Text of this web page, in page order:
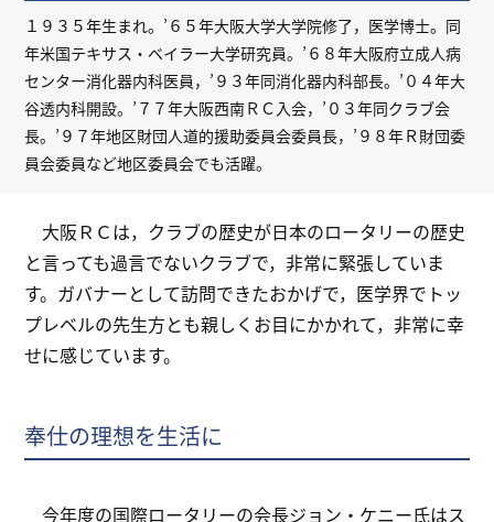
１９３５年生まれ。’６５年大阪大学大学院修了，医学博士。同
年米国テキサス・ベイラー大学研究員。’６８年大阪府立成人病
センター消化器内科医員，’９３年同消化器内科部長。’０４年大
谷透内科開設。’７７年大阪西南ＲＣ入会，’０３年同クラブ会
長。’９７年地区財団人道的援助委員会委員長，’９８年Ｒ財団委
員会委員など地区委員会でも活躍。
大阪ＲＣは，クラブの歴史が日本のロータリーの歴史
と言っても過言でないクラブで，非常に緊張していま
す。ガバナーとして訪問できたおかげで，医学界でトッ
プレベルの先生方とも親しくお目にかかれて，非常に幸
せに感じています。
奉仕の理想を生活に
今年度の国際ロータリーの会長ジョン・ケニー氏はス